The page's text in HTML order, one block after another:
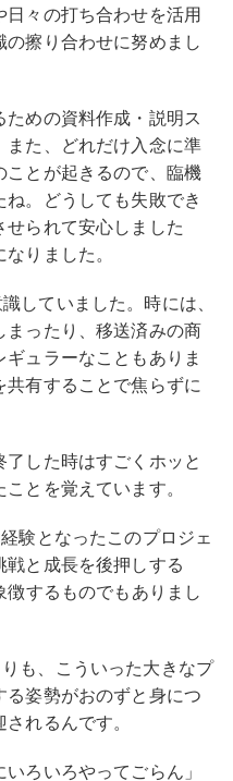
々の打ち合わせを活用
の擦り合わせに努めまし
めの資料作成・説明ス
また、どれだけ入念に準
とが起きるので、臨機
。どうしても失敗でき
られて安心しました
りました。
していました。時には、
ったり、移送済みの商
ュラーなこともありま
共有することで焦らずに
した時はすごくホッと
とを覚えています。
験となったこのプロジェ
戦と成長を後押しする
するものでもありまし
も、こういった大きなプ
る姿勢がおのずと身につ
れるんです。
ろいろやってごらん」